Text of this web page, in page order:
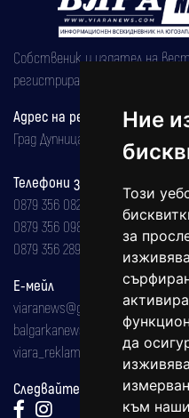
Ние
Този
за
да
към
Собственик и издател на
регистрирана на 08.05.2002
Адрес на редакцията
Град Дупница, ул.''Христо Ботев"
Телефони за реклама и
0879 356 082
0879 356 098
0879 356 289
Е-мейл
viaranews@gmail.com
balgarkanews@gmail.com
viara_reklama@mail.bg
Следвайте ни: